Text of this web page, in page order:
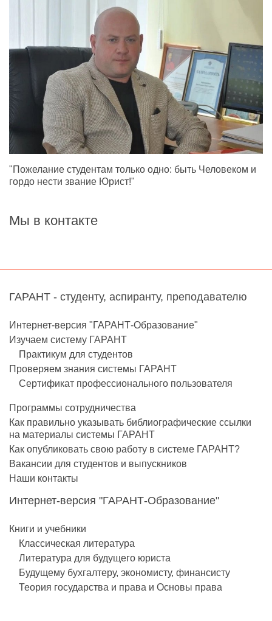
"Пожелание студентам только одно: быть Человеком и
гордо нести звание Юрист!"
Мы в контакте
ГАРАНТ - студенту, аспиранту, преподавателю
Интернет-версия "ГАРАНТ-Образование"
Изучаем систему ГАРАНТ
Практикум для студентов
Проверяем знания системы ГАРАНТ
Сертификат профессионального пользователя
Программы сотрудничества
Как правильно указывать библиографические ссылки
на материалы системы ГАРАНТ
Как опубликовать свою работу в системе ГАРАНТ?
Вакансии для студентов и выпускников
Наши контакты
Интернет-версия "ГАРАНТ-Образование"
Книги и учебники
Классическая литература
Литература для будущего юриста
Будущему бухгалтеру, экономисту, финансисту
Теория государства и права и Основы права